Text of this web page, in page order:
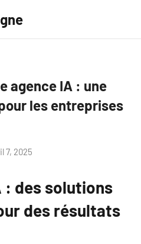
agence IA : une
les entreprises
7, 2025
: des solutions
des résultats